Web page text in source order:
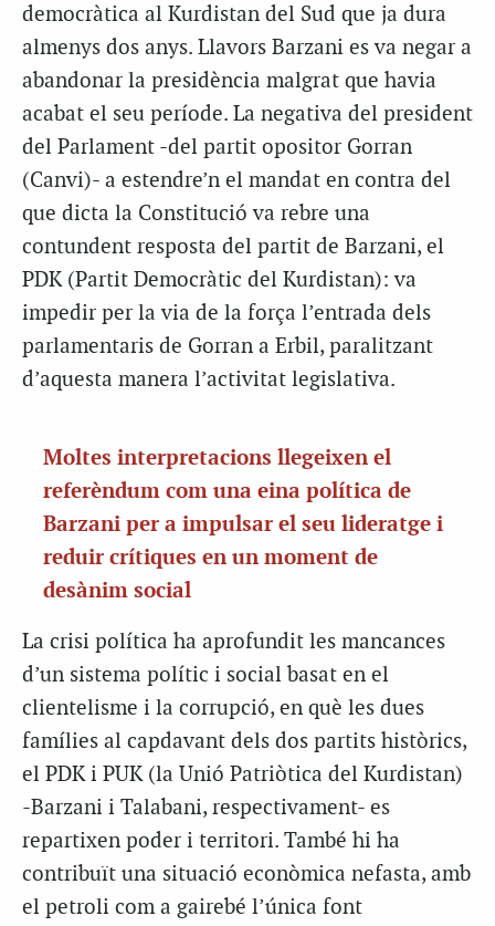
democràtica al Kurdistan del Sud que ja dura
almenys dos anys. Llavors Barzani es va negar a
abandonar la presidència malgrat que havia
acabat el seu període. La negativa del president
del Parlament -del partit opositor Gorran
(Canvi)- a estendre’n el mandat en contra del
que dicta la Constitució va rebre una
contundent resposta del partit de Barzani, el
PDK (Partit Democràtic del Kurdistan): va
impedir per la via de la força l’entrada dels
parlamentaris de Gorran a Erbil, paralitzant
d’aquesta manera l’activitat legislativa.
Moltes interpretacions llegeixen el
referèndum com una eina política de
Barzani per a impulsar el seu lideratge i
reduir crítiques en un moment de
desànim social
La crisi política ha aprofundit les mancances
d’un sistema polític i social basat en el
clientelisme i la corrupció, en què les dues
famílies al capdavant dels dos partits històrics,
el PDK i PUK (la Unió Patriòtica del Kurdistan)
-Barzani i Talabani, respectivament- es
repartixen poder i territori. També hi ha
contribuït una situació econòmica nefasta, amb
el petroli com a gairebé l’única font